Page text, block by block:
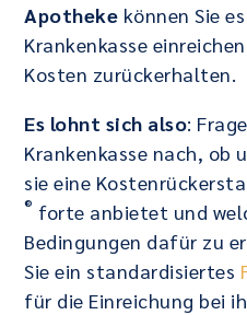
Apotheke können Sie
Krankenkasse
Kosten zurückerhalten.
Es lohnt sich also:
Krankenkasse nach, ob
sie eine
® forte anbietet und
Bedingungen dafür zu
Sie ein standardisiertes
für die Einreichung bei